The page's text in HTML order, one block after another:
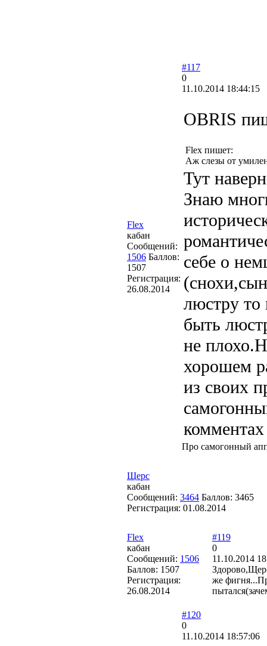
Flex
кабан
Сообщений:
1506 Баллов:
1507
Регистрация:
26.08.2014
#117
0
11.10.2014 18:44:15
OBRIS
Flex пишет:
Аж слезы от
Тут
Знаю
себе о
люстру то
быть
не
хорошем
из своих
Про самогонный
Щерс
кабан
Сообщений: 3464 Баллов: 3465
Регистрация: 01.08.2014
Flex
кабан
Сообщений: 1506
Баллов: 1507
Регистрация:
26.08.2014
#119
0
11.10.2014
же
#120
0
11.10.2014 18:57:06